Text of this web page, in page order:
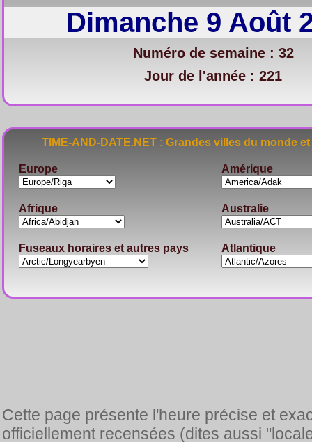
Dimanche 9 Août
Numéro de semaine : 32
Jour de l'année : 221
TIME-AND-DATE.NET : Grandes villes du
Europe Amérique
Afrique Australie
Fuseaux horaires et autres pays Atlantique
Cette page présente l'heure précise et
officiellement recensées (dites aussi